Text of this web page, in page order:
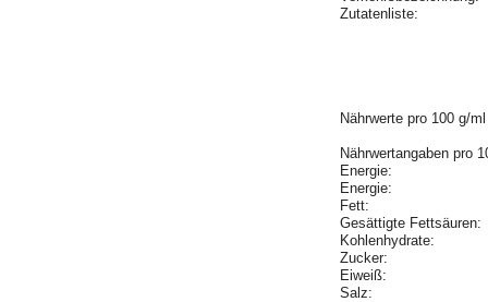
Zutatenliste:
Nährwerte pro 100 g/ml
Nährwertangaben pro
Energie:
Energie:
Fett:
Gesättigte
Kohlenhydrate:
Zucker:
Eiweiß:
Salz: